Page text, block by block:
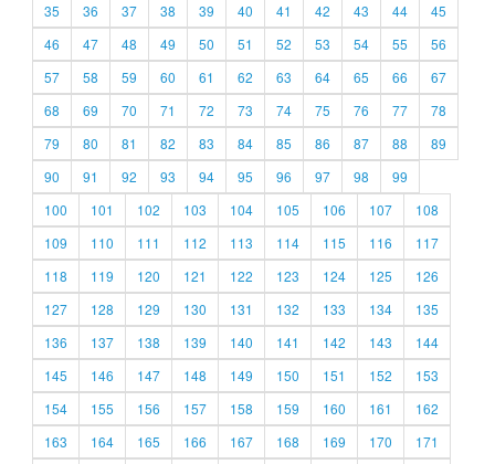
35
36 37 38 39 40 41 42 43 44
45
46
47 48 49 50 51 52 53 54 55
56
57
58 59 60 61 62 63 64 65 66
67
68
69 70 71 72 73 74 75 76 77
78
79
80 81 82 83 84 85 86 87 88
89
90
91 92 93 94 95 96 97 98
99
100
101 102 103 104 105 106 107
108
109
110 111 112 113 114 115 116
117
118
119 120 121 122 123 124 125
126
127
128 129 130 131 132 133 134
135
136
137 138 139 140 141 142 143
144
145
146 147 148 149 150 151 152
153
154
155 156 157 158 159 160 161
162
163
164 165 166 167 168 169 170
171